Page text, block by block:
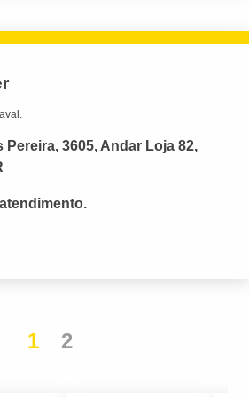
Pereira, 3605, Andar Loja 82,
1 2